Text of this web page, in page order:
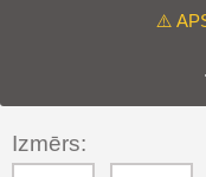
⚠️
Izmērs: